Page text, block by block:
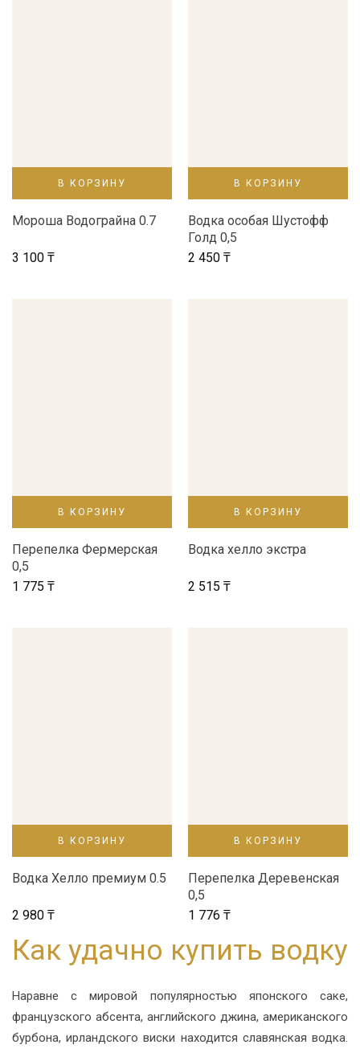
В КОРЗИНУ
Мороша Водограйна 0.7
3 100 ₸
В КОРЗИНУ
Водка особая Шустофф
Голд 0,5
2 450 ₸
В КОРЗИНУ
Перепелка Фермерская
0,5
1 775 ₸
В КОРЗИНУ
Водка хелло экстра
2 515 ₸
В КОРЗИНУ
Водка Хелло премиум 0.5
2 980 ₸
В КОРЗИНУ
Перепелка Деревенская
0,5
1 776 ₸
Как удачно купить водку
Наравне с мировой популярностью японского саке,
французского абсента, английского джина, американского
бурбона, ирландского виски находится славянская водка.